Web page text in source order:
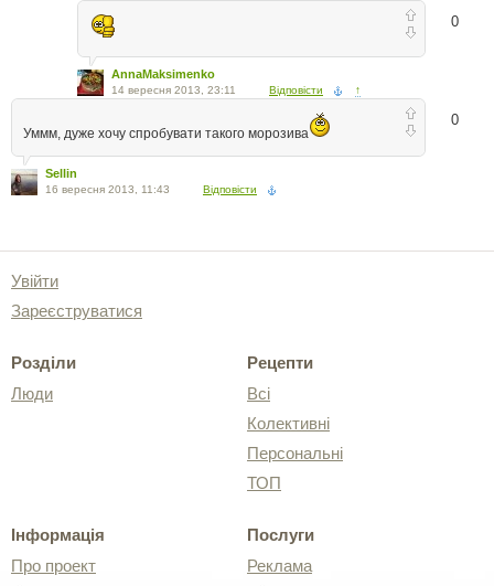
0
AnnaMaksimenko
14 вересня 2013, 23:11 Відповісти ↑
0
Уммм, дуже хочу спробувати такого морозива
Sellin
16 вересня 2013, 11:43 Відповісти
Увійти
Зареєструватися
Розділи
Люди
Рецепти
Всі
Колективні
Персональні
ТОП
Інформація
Про проект
Послуги
Реклама